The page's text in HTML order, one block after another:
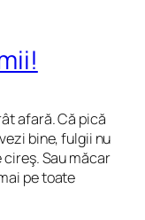
afară. Că pică
bine, fulgii nu
Sau măcar
pe toate